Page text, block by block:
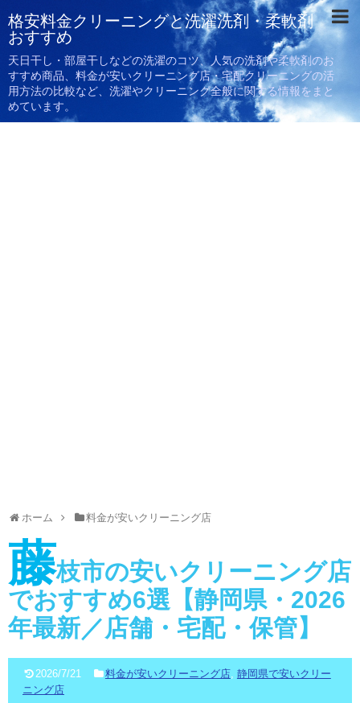
格安料金クリーニングと洗濯洗剤・柔軟剤
おすすめ
天日干し・部屋干しなどの洗濯のコツ、人気の洗剤や柔軟剤のお
すすめ商品、料金が安いクリーニング店・宅配クリーニングの活
用方法の比較など、洗濯やクリーニング全般に関する情報をまと
めています。
ホーム 料金が安いクリーニング店
藤枝市の安いクリーニング店
でおすすめ6選【静岡県・2026
年最新／店舗・宅配・保管】
2026/7/21 料金が安いクリーニング店, 静岡県で安いクリー
ニング店